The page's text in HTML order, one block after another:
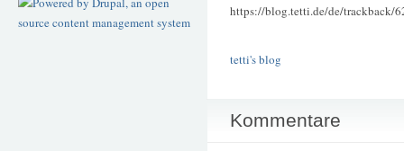
https://blog.tetti.de/de/trackback/
tetti's blog
Kommentare